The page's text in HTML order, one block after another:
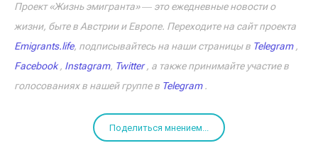
Проект «Жизнь эмигранта» ― это ежедневные новости о
жизни, быте в Австрии и Европе. Переходите на сайт проекта
Emigrants.life, подписывайтесь на наши страницы в Telegram,
Facebook, Instagram, Twitter, а также принимайте участие в
голосованиях в нашей группе в Telegram.
Поделиться мнением...